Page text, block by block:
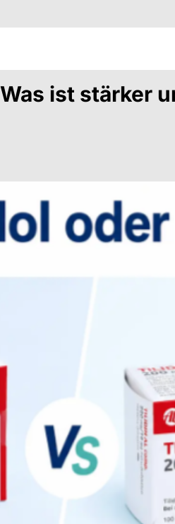
ist stärker